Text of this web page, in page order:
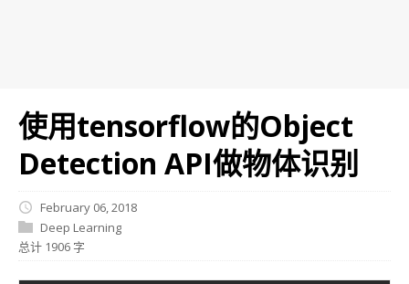
使用tensorflow的Object
Detection API做物体识别
February 06, 2018
Deep Learning
总计 1906 字